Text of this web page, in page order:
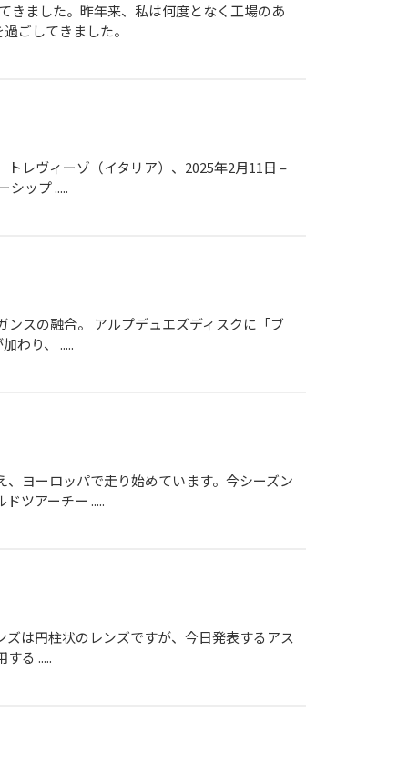
きました。昨年来、私は何度となく工場のあ
ごしてきました。
レヴィーゾ（イタリア）、2025年2月11日 –
シップ .....
スの融合。 アルプデュエズディスクに「ブ
わり、 .....
ヨーロッパで走り始めています。今シーズン
ツアーチー .....
は円柱状のレンズですが、今日発表するアス
る .....